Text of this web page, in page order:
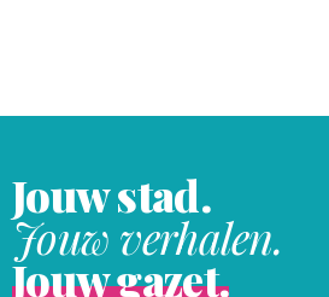
Jouw stad.
Jouw verhalen.
Jouw gazet.